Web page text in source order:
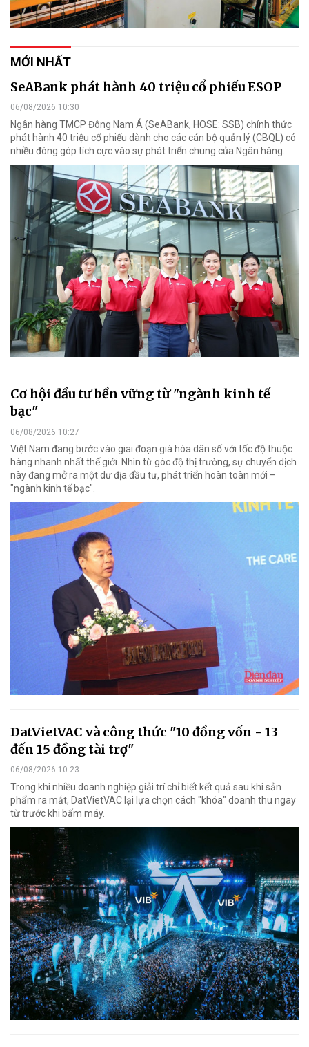
MỚI NHẤT
SeABank phát hành 40 triệu cổ phiếu ESOP
06/08/2026 10:30
Ngân hàng TMCP Đông Nam Á (SeABank, HOSE: SSB) chính thức
phát hành 40 triệu cổ phiếu dành cho các cán bộ quản lý (CBQL) có
nhiều đóng góp tích cực vào sự phát triển chung của Ngân hàng.
Cơ hội đầu tư bền vững từ "ngành kinh tế
bạc"
06/08/2026 10:27
Việt Nam đang bước vào giai đoạn già hóa dân số với tốc độ thuộc
hàng nhanh nhất thế giới. Nhìn từ góc độ thị trường, sự chuyển dịch
này đang mở ra một dư địa đầu tư, phát triển hoàn toàn mới –
"ngành kinh tế bạc".
DatVietVAC và công thức "10 đồng vốn - 13
đến 15 đồng tài trợ"
06/08/2026 10:23
Trong khi nhiều doanh nghiệp giải trí chỉ biết kết quả sau khi sản
phẩm ra mắt, DatVietVAC lại lựa chọn cách "khóa" doanh thu ngay
từ trước khi bấm máy.